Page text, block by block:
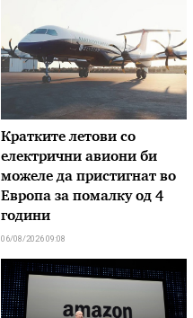
Кратките летови со
електрични авиони би
можеле да пристигнат во
Европа за помалку од 4
години
06/08/2026 09:08